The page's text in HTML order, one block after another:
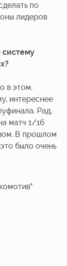
по
лидеров
систему
в этом.
интереснее
Рад,
матч 1/16
В прошлом
было очень